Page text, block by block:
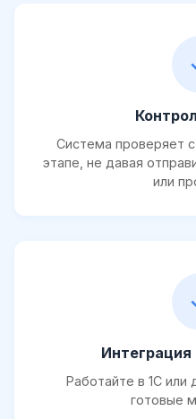
Система проверяет
этапе, не давая
или
Работайте в 1С или
готовые